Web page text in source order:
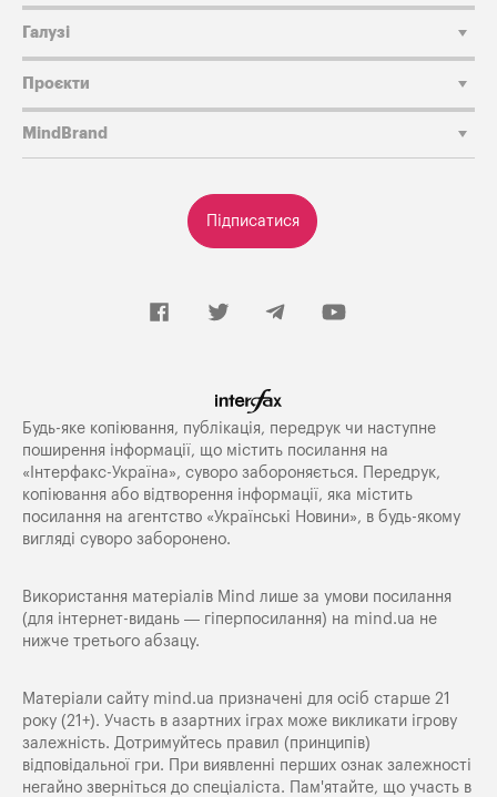
Підписатися
Галузі
Проєкти
MindBrand
Будь-яке копiювання, публiкацiя, передрук чи наступне
поширення iнформацiї, що мiстить посилання на
«Iнтерфакс-Україна», суворо забороняється. Передрук,
копіювання або відтворення інформації, яка містить
посилання на агентство «Українські Новини», в будь-якому
вигляді суворо заборонено.
Використання матеріалів Mind лише за умови посилання
(для інтернет-видань — гіперпосилання) на mind.ua не
нижче третього абзацу.
Матеріали сайту mind.ua призначені для осіб старше 21
року (21+). Участь в азартних іграх може викликати ігрову
залежність. Дотримуйтесь правил (принципів)
відповідальної гри. При виявленні перших ознак залежності
негайно зверніться до спеціаліста. Пам'ятайте, що участь в